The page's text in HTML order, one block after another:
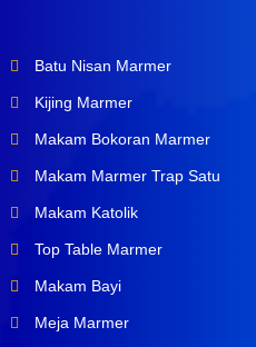
Batu Nisan Marmer
Kijing Marmer
Makam Bokoran Marmer
Makam Marmer Trap Satu
Makam Katolik
Top Table Marmer
Makam Bayi
Meja Marmer